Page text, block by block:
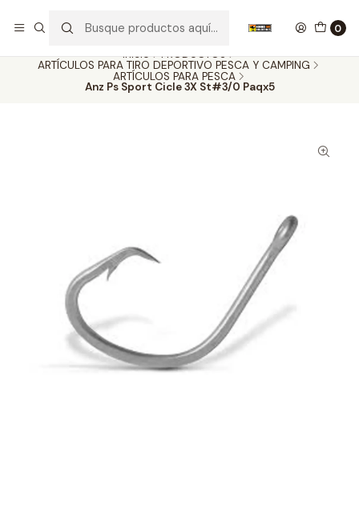
0
Inicio
PRODUCTOS
ARTÍCULOS PARA TIRO DEPORTIVO PESCA Y CAMPING
ARTÍCULOS PARA PESCA
Anz Ps Sport Cicle 3X St#3/0 Paqx5